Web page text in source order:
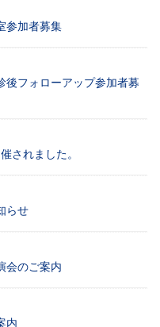
参加者募集
フォローアップ参加者募
されました。
らせ
会のご案内
内